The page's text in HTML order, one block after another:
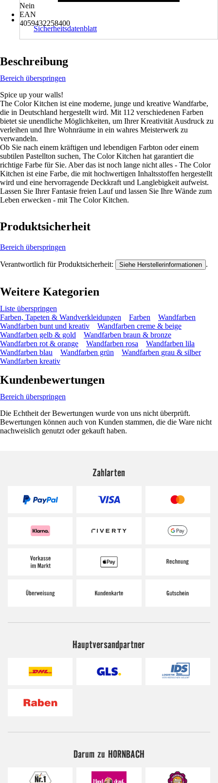
Nein
EAN
4059432258400
Sicherheitsdatenblatt
Beschreibung
Bereich überspringen
Spice up your walls!
The Color Kitchen ist eine moderne, junge und kreative Wandfarbe,
die in Deutschland hergestellt wird. Mit 112 verschiedenen Farben
bietet sie unendliche Möglichkeiten, um Ihrer Kreativität Ausdruck zu
verleihen und Ihre Wohnräume in ein wahres Meisterwerk zu
verwandeln.
Ob Sie nach einem kräftigen und lebendigen Farbton oder einem
subtilen Pastellton suchen, The Color Kitchen hat garantiert die
richtige Farbe für Sie. Aber das ist noch lange nicht alles - The Color
Kitchen ist eine Farbe, die mit hochwertigen Inhaltsstoffen hergestellt
wird und eine hervorragende Deckkraft und Langlebigkeit aufweist.
Lassen Sie Ihrer Fantasie freien Lauf und lassen Sie Ihre Wände zum
Leben erwecken - mit The Color Kitchen.
Produktsicherheit
Bereich überspringen
Verantwortlich für Produktsicherheit: Siehe Herstellerinformationen .
Weitere Kategorien
Liste überspringen
Farben, Tapeten & Wandverkleidungen
Farben
Wandfarben
Wandfarben bunt und kreativ
Wandfarben creme & beige
Wandfarben gelb & gold
Wandfarben braun & bronze
Wandfarben rot & orange
Wandfarben rosa
Wandfarben lila
Wandfarben blau
Wandfarben grün
Wandfarben grau & silber
Wandfarben kreativ
Kundenbewertungen
Bereich überspringen
Die Echtheit der Bewertungen wurde von uns nicht überprüft.
Bewertungen können auch von Kunden stammen, die die Ware nicht
nachweislich genutzt oder gekauft haben.
Zahlarten
Hauptversandpartner
Darum zu HORNBACH